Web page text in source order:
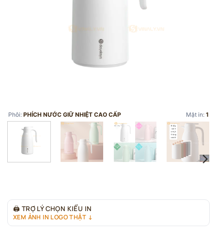
Phôi: PHÍCH NƯỚC GIỮ NHIỆT CAO CẤP Mặt in: 1
🖨 TRỢ LÝ CHỌN KIỂU IN
XEM ẢNH IN LOGO THẬT ↓